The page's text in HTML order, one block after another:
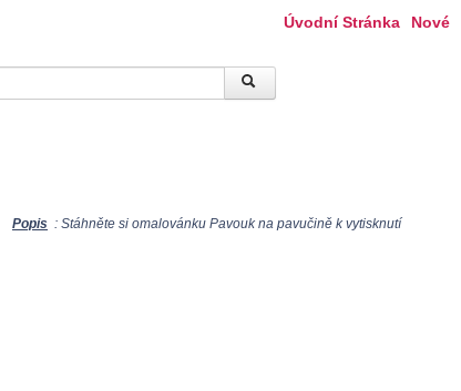
Úvodní Stránka Nové
Popis : Stáhněte si omalovánku Pavouk na pavučině k vytisknutí